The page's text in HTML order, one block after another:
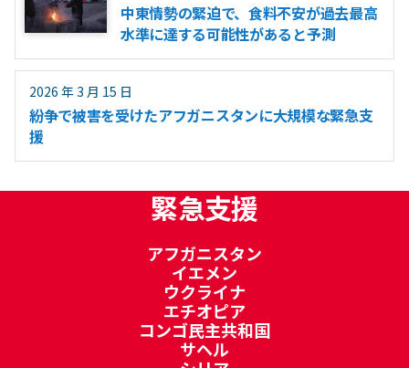
中東情勢の緊迫で、食料不安が過去最高
水準に達する可能性があると予測
2026 年 3 月 15 日
紛争で被害を受けたアフガニスタンに大規模な緊急支
援
緊急支援
アフガニスタン
イエメン
ウクライナ
エチオピア
コンゴ民主共和国
サヘル